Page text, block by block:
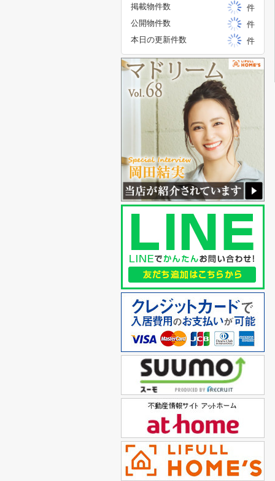
掲載物件数
件
公開物件数
件
本日の更新件数
件